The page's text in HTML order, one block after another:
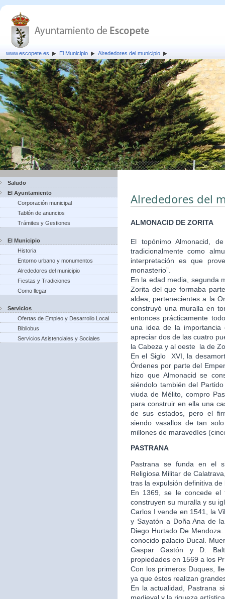
www.escopete.es El Municipio Alrededores del municipio
Saludo
El Ayuntamiento
Corporación municipal
Tablón de anuncios
Trámites y Gestiones
El Municipio
Historia
Entorno urbano y monumentos
Alrededores del municipio
Fiestas y Tradiciones
Como llegar
Servicios
Ofertas de Empleo y Desarrollo Local
Bibliobus
Servicios Asistenciales y Sociales
Alrededores del
ALMONACID DE ZORITA
El topónimo Almonacid,
tradicionalmente como
interpretación es que
monasterio”.
En la edad media, segunda
Zorita del que formaba
aldea, pertenecientes a la
construyó una muralla en
entonces prácticamente
una idea de la
apreciar dos de las cuatro
la Cabeza y al oeste la de
En el Siglo XVI, la
Órdenes por parte del
hizo que Almonacid se
siéndolo también del
viuda de Mélito, compro
para construir en ella una
de sus estados, pero el
siendo vasallos de tan
millones de maravedíes
PASTRANA
Pastrana se funda en el
Religiosa Militar de
tras la expulsión definitiva de
En 1369, se le concede el
construyen su muralla y su
Carlos I vende en 1541, la
y Sayatón a Doña Ana de
Diego Hurtado De
conocido palacio Ducal.
Gaspar Gastón y D.
propiedades en 1569 a los
Con los primeros Duques,
ya que éstos realizan
En la actualidad, Pastrana
medieval y la riqueza